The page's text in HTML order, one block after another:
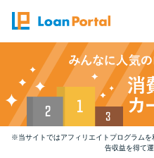
トップペー
おすすめコンテ
総合人
※当サイトではアフィリエイトプログラム
告収益を得て